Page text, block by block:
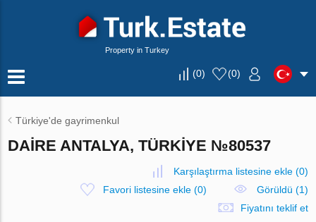
Property in Turkey
(0) (0)
Türkiye'de gayrimenkul
DAIRE ANTALYA, TÜRKIYE №80537
Karşılaştırma listesine ekle(0)
Favori listesine ekle(0)
Görüldü (1)
Fiyatını teklif et